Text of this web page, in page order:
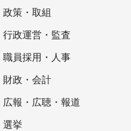
政策・取組
行政運営・監査
職員採用・人事
財政・会計
広報・広聴・報道
選挙